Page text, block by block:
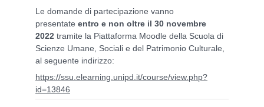
Le domande di partecipazione vanno
presentate entro e non oltre il 30 novembre
2022 tramite la Piattaforma Moodle della Scuola di
Scienze Umane, Sociali e del Patrimonio Culturale,
al seguente indirizzo:
https://ssu.elearning.unipd.it/course/view.php?
id=13846